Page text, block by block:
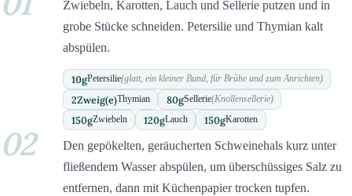
Zwiebeln, Karotten, Lauch und Sellerie putzen und in
grobe Stücke schneiden. Petersilie und Thymian kalt
abspülen.
10gPetersilie(glatt, ein kleiner Bund, für Brühe und zum Anrichten)
2Zweig(e)Thymian 80gSellerie(Knollensellerie)
150gZwiebeln 120gLauch 150gKarotten
02
Den gepökelten, geräucherten Schweinehals kurz unter
fließendem Wasser abspülen, um überschüssiges Salz zu
entfernen, dann mit Küchenpapier trocken tupfen.